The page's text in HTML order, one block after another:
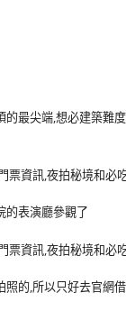
的最尖端,想必建築難
的表演廳參觀了
照的,所以只好去官網